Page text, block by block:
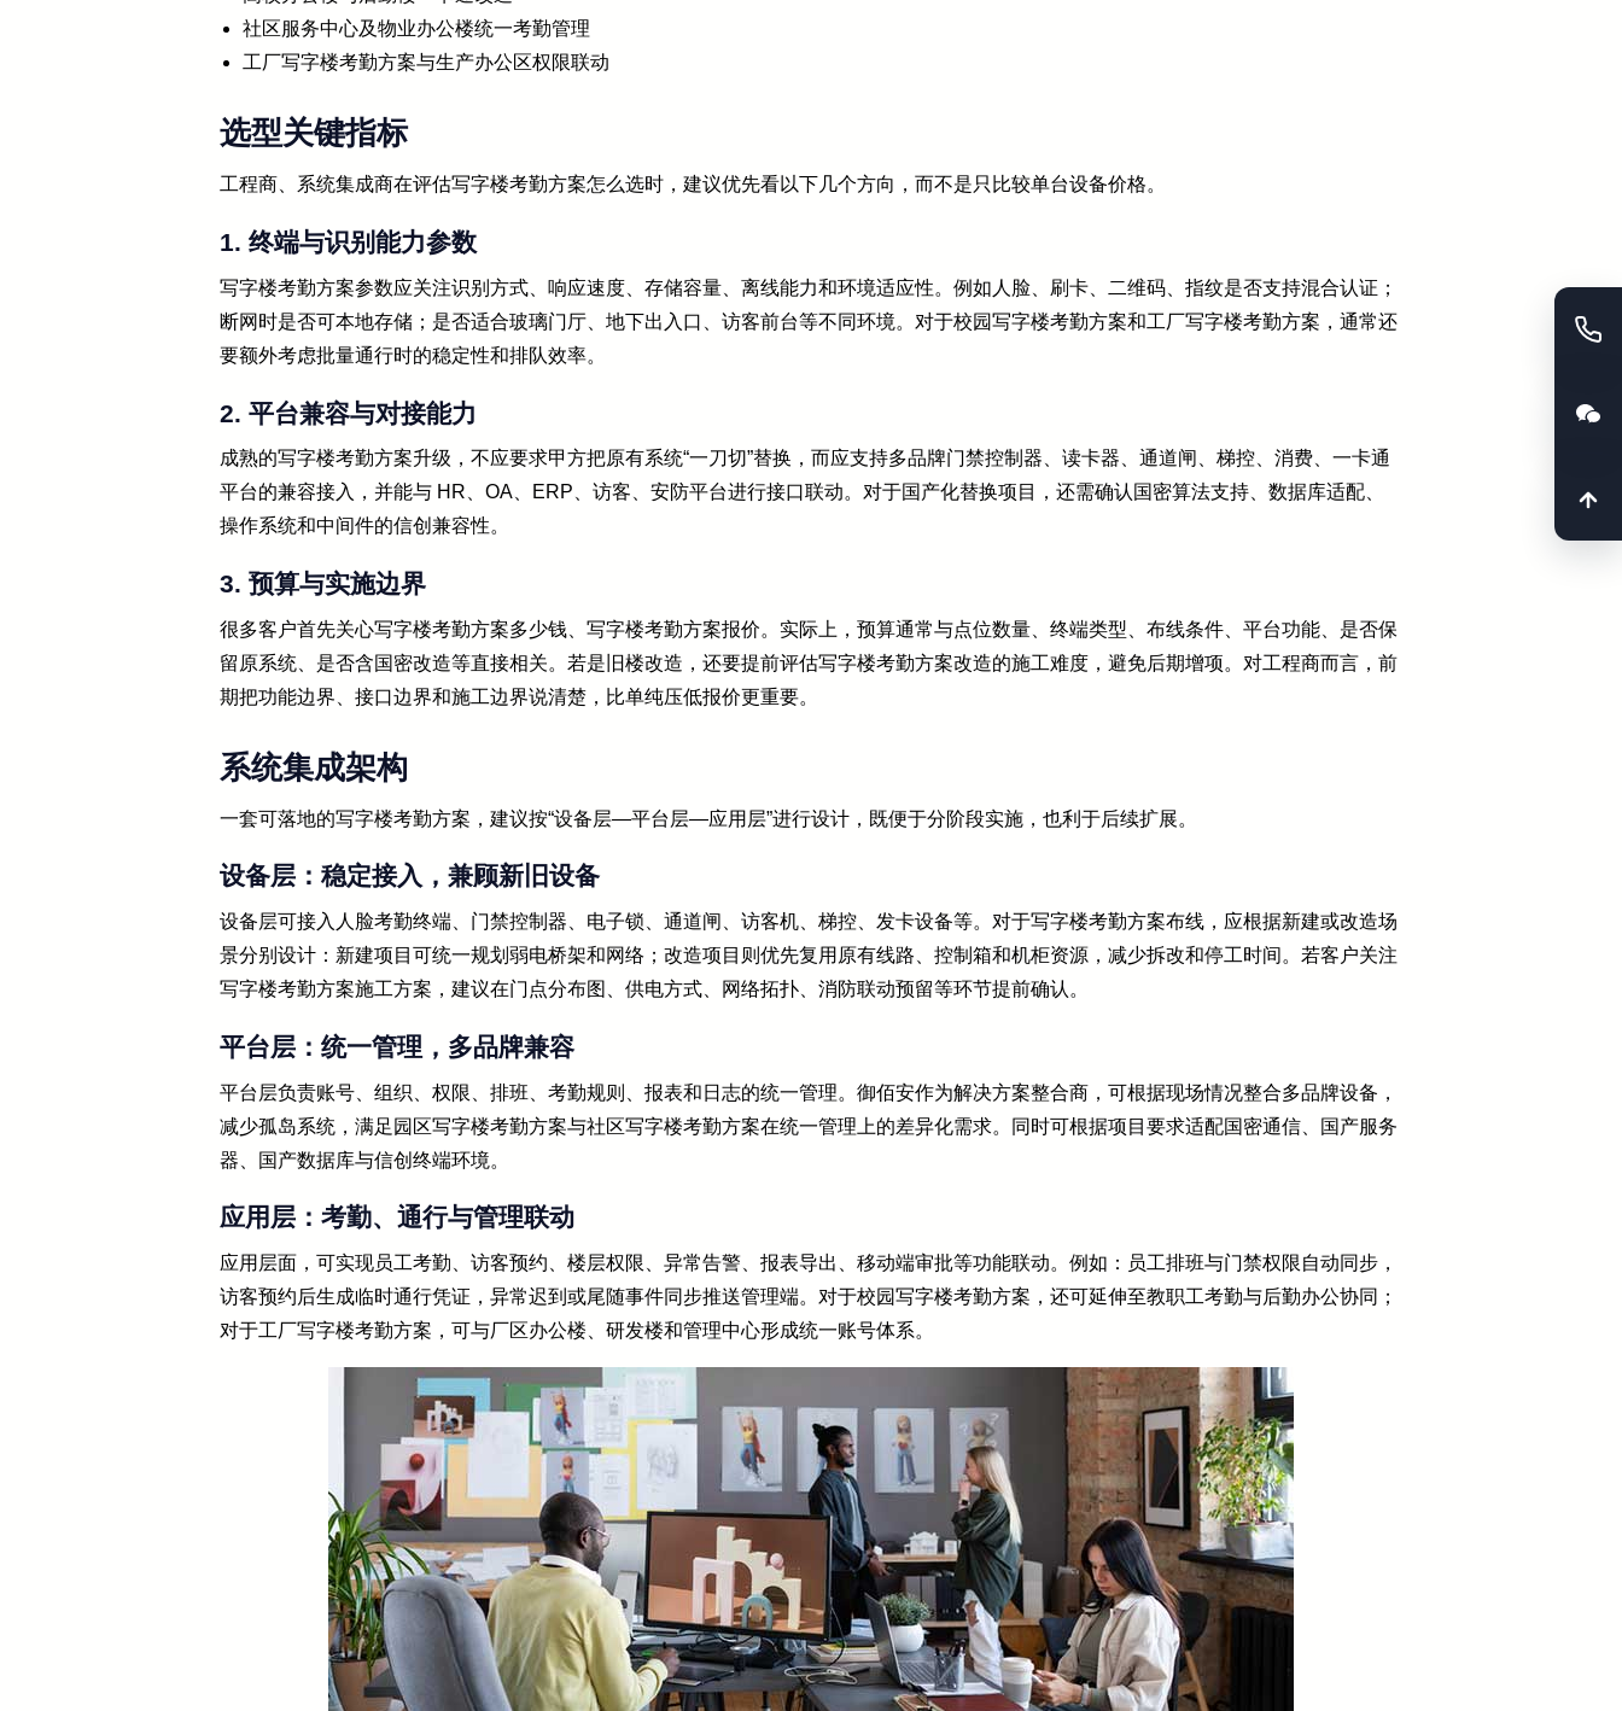
社区服务中心及物业办公楼统一考勤管理
工厂写字楼考勤方案与生产办公区权限联动
选型关键指标
工程商、系统集成商在评估写字楼考勤方案怎么选时，建议优先看以下几个方向，而不是只比较单台设备价格。
1. 终端与识别能力参数
写字楼考勤方案参数应关注识别方式、响应速度、存储容量、离线能力和环境适应性。例如人脸、刷卡、二维码、指纹是否支持混合认证；
断网时是否可本地存储；是否适合玻璃门厅、地下出入口、访客前台等不同环境。对于校园写字楼考勤方案和工厂写字楼考勤方案，通常还
要额外考虑批量通行时的稳定性和排队效率。
2. 平台兼容与对接能力
成熟的写字楼考勤方案升级，不应要求甲方把原有系统“一刀切”替换，而应支持多品牌门禁控制器、读卡器、通道闸、梯控、消费、一卡通
平台的兼容接入，并能与 HR、OA、ERP、访客、安防平台进行接口联动。对于国产化替换项目，还需确认国密算法支持、数据库适配、
操作系统和中间件的信创兼容性。
3. 预算与实施边界
很多客户首先关心写字楼考勤方案多少钱、写字楼考勤方案报价。实际上，预算通常与点位数量、终端类型、布线条件、平台功能、是否保
留原系统、是否含国密改造等直接相关。若是旧楼改造，还要提前评估写字楼考勤方案改造的施工难度，避免后期增项。对工程商而言，前
期把功能边界、接口边界和施工边界说清楚，比单纯压低报价更重要。
系统集成架构
一套可落地的写字楼考勤方案，建议按“设备层—平台层—应用层”进行设计，既便于分阶段实施，也利于后续扩展。
设备层：稳定接入，兼顾新旧设备
设备层可接入人脸考勤终端、门禁控制器、电子锁、通道闸、访客机、梯控、发卡设备等。对于写字楼考勤方案布线，应根据新建或改造场
景分别设计：新建项目可统一规划弱电桥架和网络；改造项目则优先复用原有线路、控制箱和机柜资源，减少拆改和停工时间。若客户关注
写字楼考勤方案施工方案，建议在门点分布图、供电方式、网络拓扑、消防联动预留等环节提前确认。
平台层：统一管理，多品牌兼容
平台层负责账号、组织、权限、排班、考勤规则、报表和日志的统一管理。御佰安作为解决方案整合商，可根据现场情况整合多品牌设备，
减少孤岛系统，满足园区写字楼考勤方案与社区写字楼考勤方案在统一管理上的差异化需求。同时可根据项目要求适配国密通信、国产服务
器、国产数据库与信创终端环境。
应用层：考勤、通行与管理联动
应用层面，可实现员工考勤、访客预约、楼层权限、异常告警、报表导出、移动端审批等功能联动。例如：员工排班与门禁权限自动同步，
访客预约后生成临时通行凭证，异常迟到或尾随事件同步推送管理端。对于校园写字楼考勤方案，还可延伸至教职工考勤与后勤办公协同；
对于工厂写字楼考勤方案，可与厂区办公楼、研发楼和管理中心形成统一账号体系。